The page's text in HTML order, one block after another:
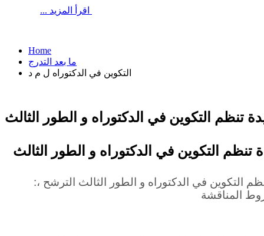
...
Home
ما بعد التدرج
التكوين في الدكتوراه ل م د
تنظم التكوين في الدكتوراه و الطور الثالث
التكوين في الدكتوراه و الطور الثالث
:نصوص قانونية جديدة تنظم التكوين في الدكتوراه و الطور الثالث الترشح ،
المناقشة